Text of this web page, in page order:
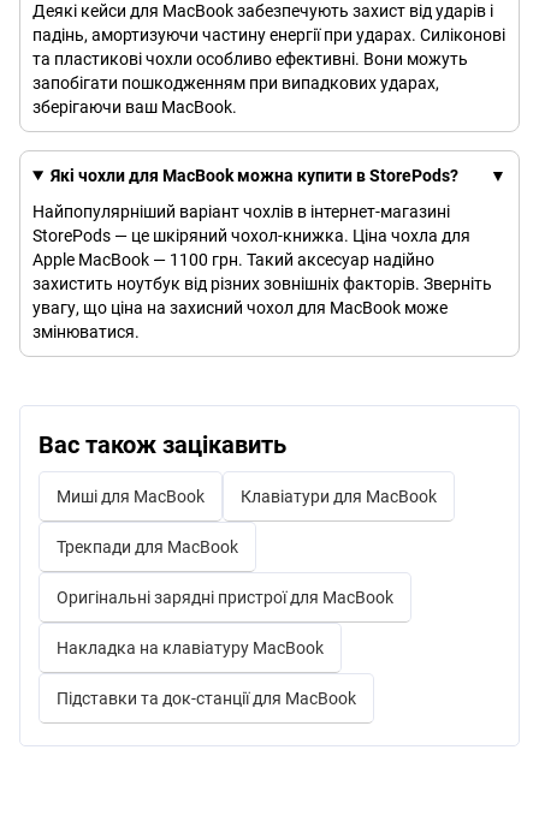
Деякі кейси для MacBook забезпечують захист від ударів і
падінь, амортизуючи частину енергії при ударах. Силіконові
та пластикові чохли особливо ефективні. Вони можуть
запобігати пошкодженням при випадкових ударах,
зберігаючи ваш MacBook.
Які чохли для MacBook можна купити в StorePods?
Найпопулярніший варіант чохлів в інтернет-магазині
StorePods — це шкіряний чохол-книжка. Ціна чохла для
Apple MacBook — 1100 грн. Такий аксесуар надійно
захистить ноутбук від різних зовнішніх факторів. Зверніть
увагу, що ціна на захисний чохол для MacBook може
змінюватися.
Вас також зацікавить
Миші для MacBook Клавіатури для MacBook
Трекпади для MacBook
Оригінальні зарядні пристрої для MacBook
Накладка на клавіатуру MacBook
Підставки та док-станції для MacBook